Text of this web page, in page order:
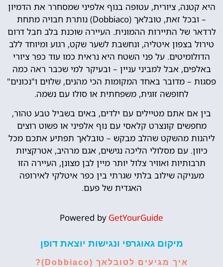
היא קטנה, ציורית, עטופה בנוף אלפיני שמסחרר את הדמיון
– ובכל זאת, טובלאך (Dobbiaco) נותרת חבויה מתחת
לרדאר של התיירות ההמונית. העיירה שוכנת בלב חבל דרום
טירול בצפון איטליה, ונחשבת לשער שקט, רגוע ומיוחד ללב
הדולומיטים. על פני השטח היא נראית כמו עוד כפר ציורי
באלפים, אבל למביני עניין – ובעיקר למי שכבר ראה כמה
פסגות – מדובר באחד המקומות הכי מהנים, שלוים ו"נכונים"
לחופשה זוגית, משפחתית או סולו עם נשמה.
בין אם אתם מטיילים עם ילדים, באים בשביל טבע טהור,
מחפשים קונצרט קלאסי עם נוף אלפיני או פשוט רוצים
ליהנות מהשקט שהלב מבקש – טובלאך תפתיע אתכם מכל
כיוון. עם מסלולי הליכה נגישים, אגם מרהיב, אטרקציות
תרבותיות ואוויר צלול יותר מיין לבן מצונן, העיירה הזו
מעניקה שילוב בלתי שגרתי בין כפר איטלקי לאירופה
האגדית של פעם.
Powered by GetYourGuide
מיקום גאוגרפי ונגישות יוצאת דופן
איך מגיעים לטובלאך (Dobbiaco)?